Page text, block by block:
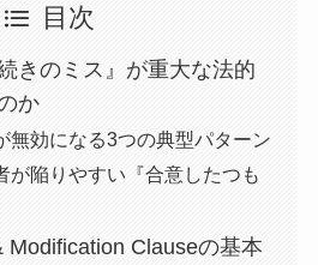
目次
きのミス』が重大な法的
か
無効になる3つの典型パターン
が陥りやすい『合意したつも
Modification Clauseの基本